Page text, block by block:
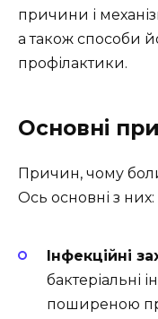
причини і
а також способи
профілактики.
Основні
Причин, чому
Ось основні з них:
Інфекційні
бактеріальні
поширеною